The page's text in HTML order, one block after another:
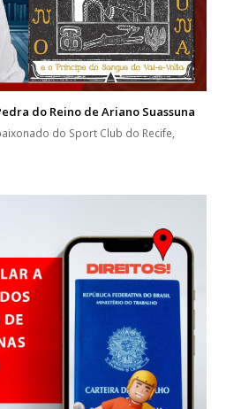
do Reino de Ariano Suassuna
do Sport Club do Recife,